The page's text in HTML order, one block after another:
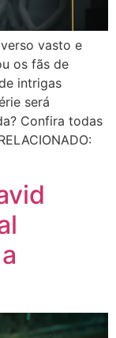
vasto e
os fãs de
intrigas
será
Confira todas